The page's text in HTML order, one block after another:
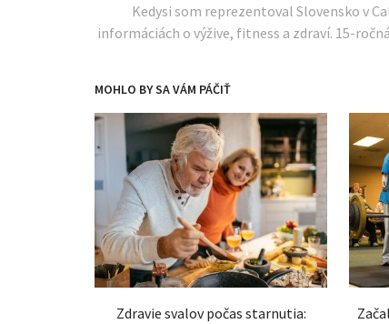
Kedysi som reprezentoval Slovensko v
informáciách o výžive, fitness a zdraví. 15-
MOHLO BY SA VÁM PÁČIŤ
Zdravie svalov počas starnutia: